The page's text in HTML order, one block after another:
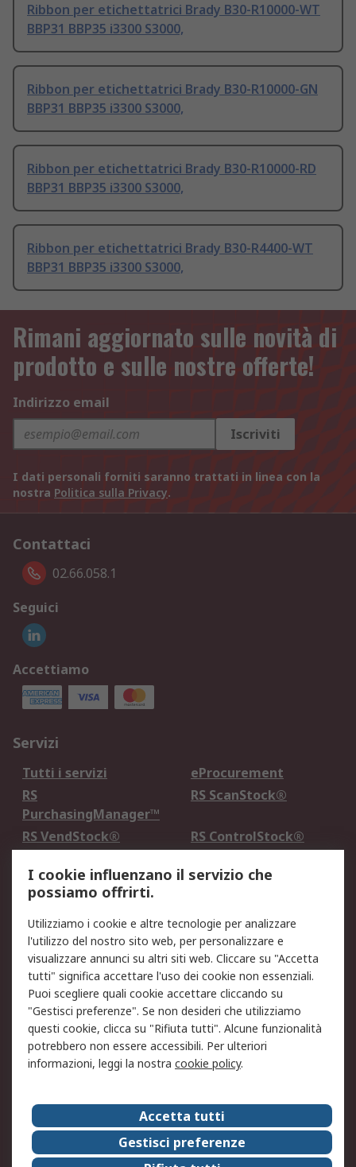
Ribbon per etichettatrici Brady B30-R10000-WT
BBP31 BBP35 i3300 S3000,
Ribbon per etichettatrici Brady B30-R10000-GN
BBP31 BBP35 i3300 S3000,
Ribbon per etichettatrici Brady B30-R10000-RD
BBP31 BBP35 i3300 S3000,
Ribbon per etichettatrici Brady B30-R4400-WT
BBP31 BBP35 i3300 S3000,
Rimani aggiornato sulle novità di
prodotto e sulle nostre offerte!
Indirizzo email
Iscriviti
I dati personali forniti saranno trattati in linea con la
nostra Politica sulla Privacy.
Contattaci
02.66.058.1
Seguici
Accettiamo
Servizi
Tutti i servizi
eProcurement
RS
PurchasingManager™
RS ScanStock®
RS VendStock®
RS ControlStock®
Legale
Informativa Cookie
Informativa Privacy -
Aggiornata
Email Security
Termini d'uso
Condizioni di vendita
Condizioni generali di
servizio
Etica e responsabilità
Chi Siamo
Chi Siamo
Contattaci
Supporto
ESG
Carriere
RS Group
I cookie influenzano il servizio che
possiamo offrirti.
Utilizziamo i cookie e altre tecnologie per analizzare
l'utilizzo del nostro sito web, per personalizzare e
visualizzare annunci su altri siti web. Cliccare su "Accetta
tutti" significa accettare l'uso dei cookie non essenziali.
Puoi scegliere quali cookie accettare cliccando su
"Gestisci preferenze". Se non desideri che utilizziamo
questi cookie, clicca su "Rifiuta tutti". Alcune funzionalità
potrebbero non essere accessibili. Per ulteriori
informazioni, leggi la nostra cookie policy.
Accetta tutti
Gestisci preferenze